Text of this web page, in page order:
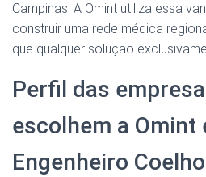
Campinas. A Omint utiliza essa
construir uma rede médica
que qualquer solução
Perfil das
escolhem a Omint
Engenheiro Coelho